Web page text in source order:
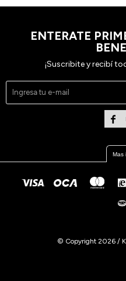
ENTERATE
¡Suscribite y recibí

Mas
© Copyright 2026 /